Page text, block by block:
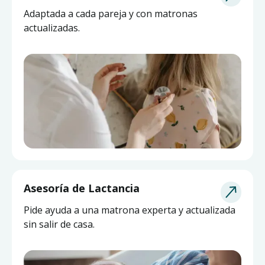
Adaptada a cada pareja y con matronas
actualizadas.
Asesoría de Lactancia
Pide ayuda a una matrona experta y actualizada
sin salir de casa.